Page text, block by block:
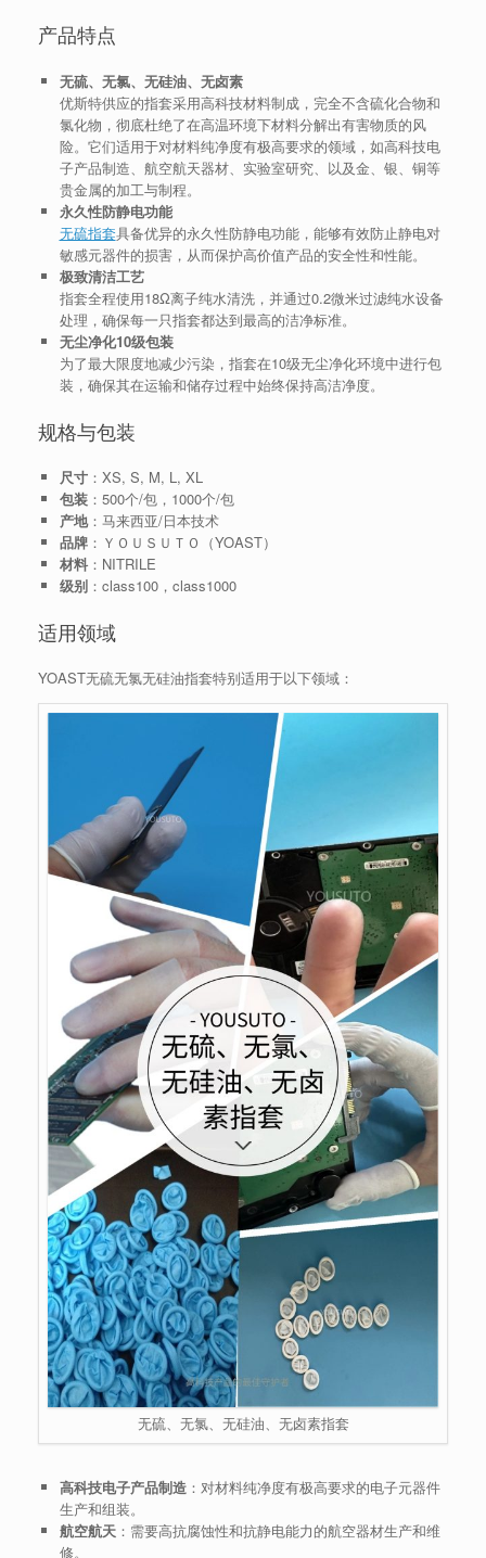
产品特点
无硫、无氯、无硅油、无卤素
优斯特供应的指套采用高科技材料制成，完全不含硫化合物和
氯化物，彻底杜绝了在高温环境下材料分解出有害物质的风
险。它们适用于对材料纯净度有极高要求的领域，如高科技电
子产品制造、航空航天器材、实验室研究、以及金、银、铜等
贵金属的加工与制程。
永久性防静电功能
无硫指套具备优异的永久性防静电功能，能够有效防止静电对
敏感元器件的损害，从而保护高价值产品的安全性和性能。
极致清洁工艺
指套全程使用18Ω离子纯水清洗，并通过0.2微米过滤纯水设备
处理，确保每一只指套都达到最高的洁净标准。
无尘净化10级包装
为了最大限度地减少污染，指套在10级无尘净化环境中进行包
装，确保其在运输和储存过程中始终保持高洁净度。
规格与包装
尺寸：XS, S, M, L, XL
包装：500个/包，1000个/包
产地：马来西亚/日本技术
品牌：ＹＯＵＳＵＴＯ（YOAST）
材料：NITRILE
级别：class100，class1000
适用领域
YOAST无硫无氯无硅油指套特别适用于以下领域：
无硫、无氯、无硅油、无卤素指套
高科技电子产品制造：对材料纯净度有极高要求的电子元器件
生产和组装。
航空航天：需要高抗腐蚀性和抗静电能力的航空器材生产和维
修。